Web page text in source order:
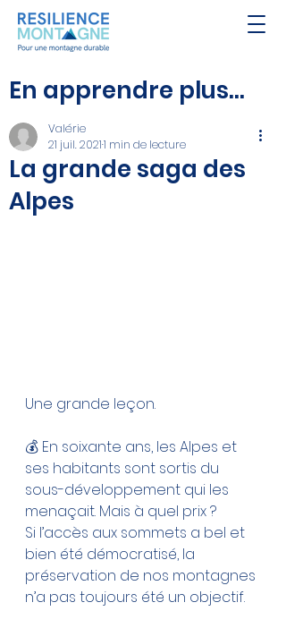
En apprendre plus...
La grande saga des
Alpes
Valérie
21 juil. 20211 min de lecture
Une grande leçon.
💰 En soixante ans, les Alpes et
ses habitants sont sortis du
sous-développement qui les
menaçait. Mais à quel prix ?
Si l’accès aux sommets a bel et
bien été démocratisé, la
préservation de nos montagnes
n’a pas toujours été un objectif.